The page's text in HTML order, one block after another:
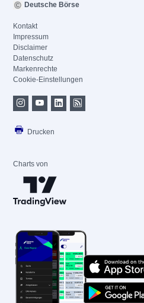
Deutsche Börse
Kontakt
Impressum
Disclaimer
Datenschutz
Markenrechte
Cookie-Einstellungen
Drucken
Charts von